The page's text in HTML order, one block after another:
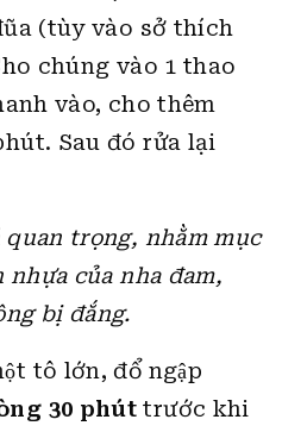
(tùy vào sở thích
chúng vào 1 thao
vào, cho thêm
Sau đó rửa lại
trọng, nhằm mục
của nha đam,
bị đắng.
tô lớn, đổ ngập
30 phút trước khi